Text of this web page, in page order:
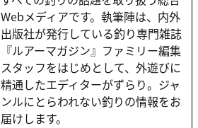
Webメディアです。執筆陣は、内外
出版社が発行している釣り専門雑誌
『ルアーマガジン』ファミリー編集
スタッフをはじめとして、外遊びに
精通したエディターがずらり。ジャ
ンルにとらわれない釣りの情報をお
届けします。